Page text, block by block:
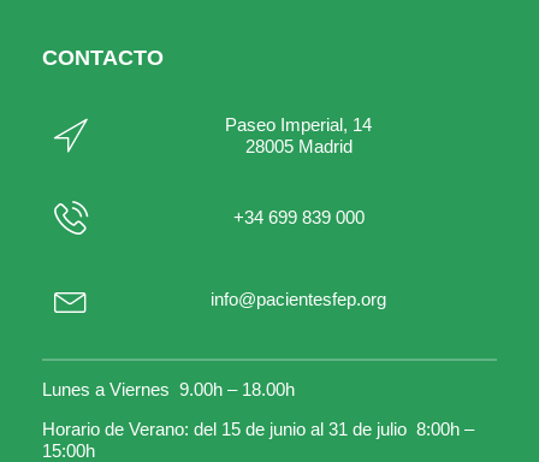
CONTACTO
Paseo Imperial, 14
28005 Madrid
+34 699 839 000
info@pacientesfep.org
Lunes a Viernes 9.00h – 18.00h
Horario de Verano: del 15 de junio al 31 de julio 8:00h –
15:00h